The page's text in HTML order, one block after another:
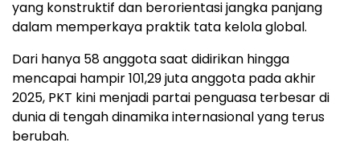
yang konstruktif dan berorientasi jangka panjang
dalam memperkaya praktik tata kelola global.
Dari hanya 58 anggota saat didirikan hingga
mencapai hampir 101,29 juta anggota pada akhir
2025, PKT kini menjadi partai penguasa terbesar di
dunia di tengah dinamika internasional yang terus
berubah.